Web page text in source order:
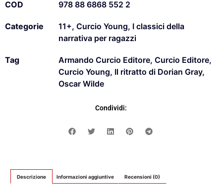
COD 978 88 6868 552 2
Categorie 11+, Curcio Young, I classici della
narrativa per ragazzi
Tag Armando Curcio Editore, Curcio Editore,
Curcio Young, Il ritratto di Dorian Gray,
Oscar Wilde
Condividi:
Descrizione Informazioni aggiuntive Recensioni (0)